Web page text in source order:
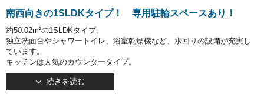
南西向きの1SLDKタイプ！ 専用駐輪スペースあり！
約50.02m²の1SLDKタイプ。
独立洗面台やシャワートイレ、浴室乾燥機など、水回りの設備が充実し
ています。
キッチンは人気のカウンタータイプ。
2口ガスコンロ設置済みでお料理の幅が広がりそう♪
約4.9帖のサービスルーム（納戸）はテレワークスペースや書斎としても
続きを読む